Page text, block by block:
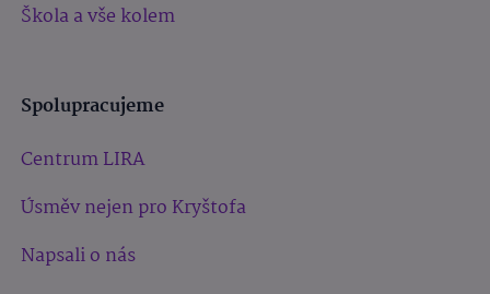
Škola a vše kolem
Spolupracujeme
Centrum LIRA
Úsměv nejen pro Kryštofa
Napsali o nás